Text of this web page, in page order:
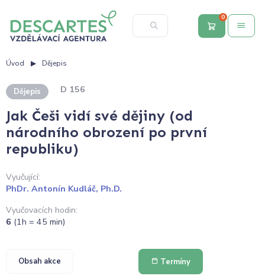
0
Úvod Dějepis
Dějepis D 156
Jak Češi vidí své dějiny (od
národního obrození po první
republiku)
Vyučující:
PhDr. Antonín Kudláč, Ph.D.
Vyučovacích hodin:
6 (1h = 45 min)
Obsah akce Termíny